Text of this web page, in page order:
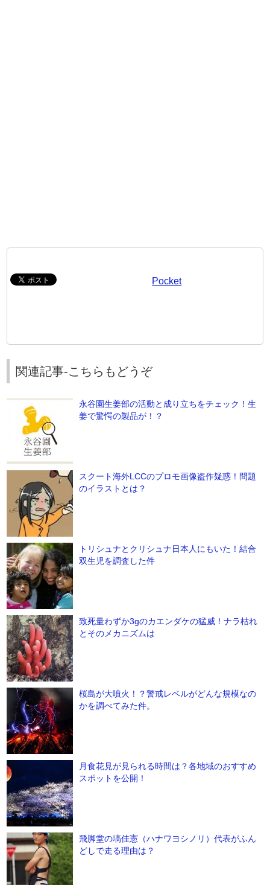
Pocket
関連記事-こちらもどうぞ
永谷園生姜部の活動と成り立ちをチェック！生
姜で驚愕の製品が！？
スクート海外LCCのプロモ画像盗作疑惑！問題
のイラストとは？
トリシュナとクリシュナ日本人にもいた！結合
双生児を調査した件
致死量わずか3gのカエンダケの猛威！ナラ枯れ
とそのメカニズムは
桜島が大噴火！？警戒レベルがどんな規模なの
かを調べてみた件。
月食花見が見られる時間は？各地域のおすすめ
スポットを公開！
飛脚堂の塙佳憲（ハナワヨシノリ）代表がふん
どしで走る理由は？